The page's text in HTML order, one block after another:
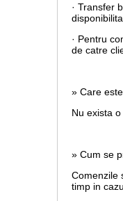
· Transfer
· Pentru
de catre
» Care
Nu exista
» Cum se
Comenzile
timp in